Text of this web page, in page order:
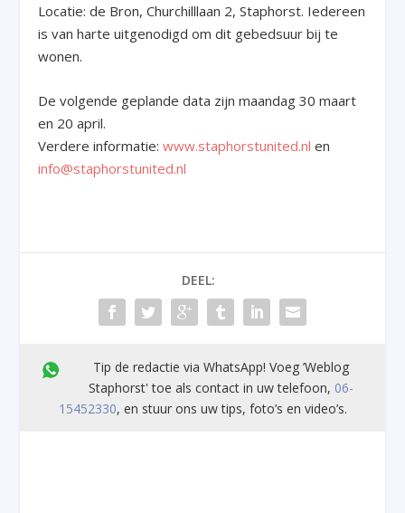
Locatie: de Bron, Churchilllaan 2, Staphorst. Iedereen
is van harte uitgenodigd om dit gebedsuur bij te
wonen.
De volgende geplande data zijn maandag 30 maart
en 20 april.
Verdere informatie:www.staphorstunited.nl en
info@staphorstunited.nl
DEEL:
Tip de redactie via WhatsApp! Voeg ’Weblog
Staphorst' toe als contact in uw telefoon, 06-
15452330, en stuur ons uw tips, foto’s en video’s.